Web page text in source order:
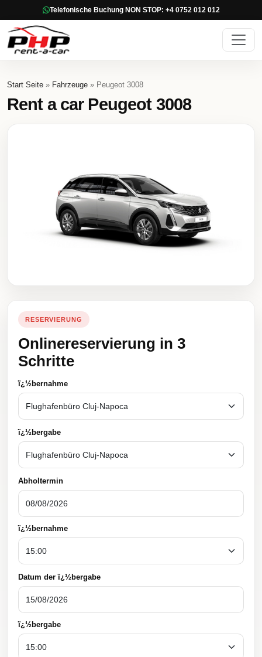
Telefonische Buchung NON STOP: +4 0752 012 012
Start Seite » Fahrzeuge » Peugeot 3008
Rent a car Peugeot 3008
RESERVIERUNG
Onlinereservierung in 3
Schritte
ï¿½bernahme
ï¿½bergabe
Abholtermin
ï¿½bernahme
Datum der ï¿½bergabe
ï¿½bergabe